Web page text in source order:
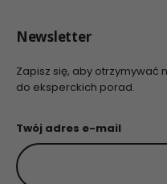
Newsletter
Zapisz się, aby otrzymywać
do eksperckich porad.
Twój adres e-mail